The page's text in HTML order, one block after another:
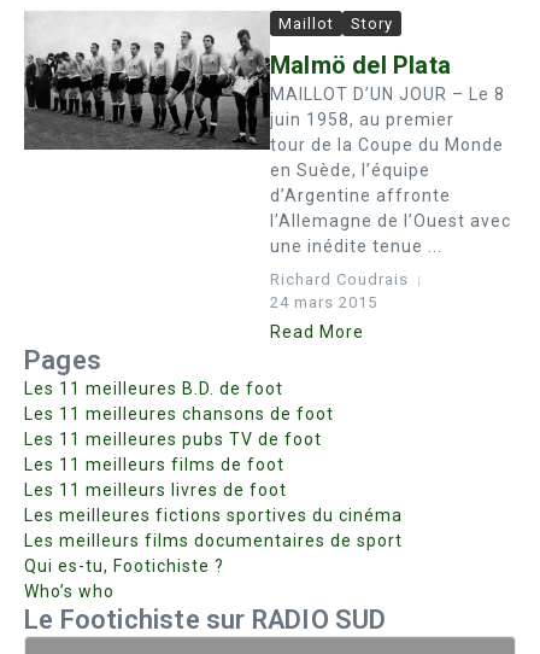
Maillot Story
Malmö del Plata
MAILLOT D’UN JOUR – Le 8
juin 1958, au premier
tour de la Coupe du Monde
en Suède, l’équipe
d’Argentine affronte
l’Allemagne de l’Ouest avec
une inédite tenue ...
Richard Coudrais
24 mars 2015
Read More
Pages
Les 11 meilleures B.D. de foot
Les 11 meilleures chansons de foot
Les 11 meilleures pubs TV de foot
Les 11 meilleurs films de foot
Les 11 meilleurs livres de foot
Les meilleures fictions sportives du cinéma
Les meilleurs films documentaires de sport
Qui es-tu, Footichiste ?
Who’s who
Le Footichiste sur RADIO SUD